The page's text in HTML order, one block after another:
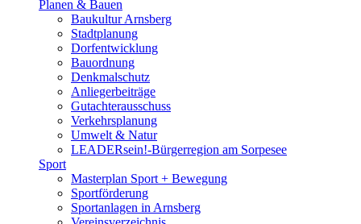
Planen & Bauen
Baukultur Arnsberg
Stadtplanung
Dorfentwicklung
Bauordnung
Denkmalschutz
Anliegerbeiträge
Gutachterausschuss
Verkehrsplanung
Umwelt & Natur
LEADERsein!-Bürgerregion am Sorpesee
Sport
Masterplan Sport + Bewegung
Sportförderung
Sportanlagen in Arnsberg